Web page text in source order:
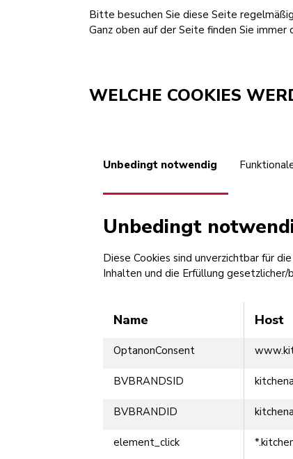
Bitte besuchen Sie diese Seite
Ganz oben auf der Seite finden Sie
WELCHE COOKIES
Unbedingt notwendig
Unbedingt
Diese Cookies sind unverzichtbar für
Inhalten und die Erfüllung
Name Host
OptanonConsent
BVBRANDSID
BVBRANDID
element_click